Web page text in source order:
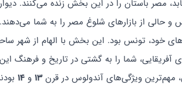
مصر باستان را در این بخش زنده می‌کنند.
از بازارهای شلوغ مصر را به شما می‌دهند.
خود، تونس بود. این بخش با الهام از شهر
شما را به گشتی در تاریخ و فرهنگ
مهم‌ترین ویژگی‌های آندولوس در قرن13 و 14